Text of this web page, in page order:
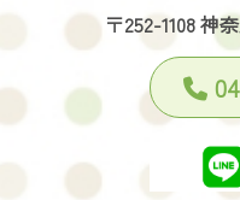
〒252-1108 神